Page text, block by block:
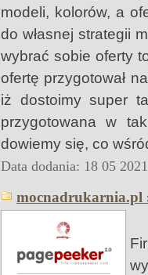
modeli, kolorów, a
do własnej strategii
wybrać sobie oferty
ofertę przygotował
iż dostoimy super
przygotowana w
dowiemy się, co
Data dodania: 18 05
mocnadrukarnia.pl